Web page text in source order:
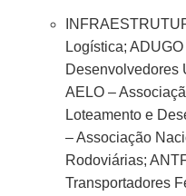
Logística;
Desenvolvedores
AELO –
Loteamento e
– Associação
Rodoviárias;
Transportadores